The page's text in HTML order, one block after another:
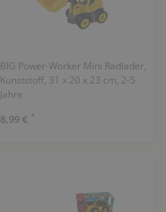
BIG Power-Worker Mini Radlader,
Kunststoff, 31 x 20 x 23 cm, 2-5
Jahre
8,99 € *